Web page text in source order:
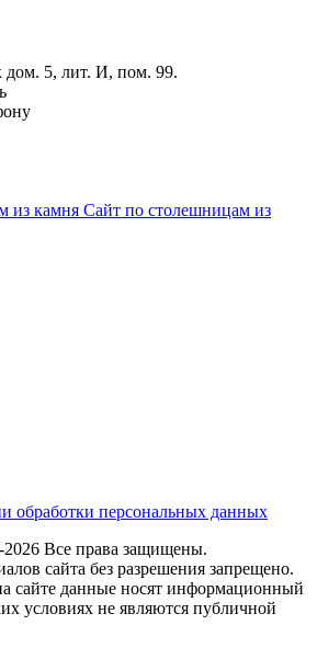
дом. 5, лит. И, пом. 99.
из камня Сайт по столешницам из
обработки персональных данных
Все права защищены.
сайта без разрешения запрещено.
сайте данные носят информационный
условиях не являются публичной